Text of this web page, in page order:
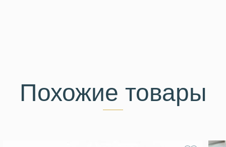
Похожие товары